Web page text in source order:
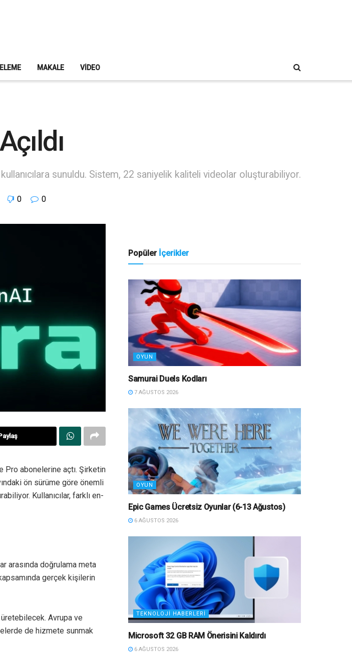
MAKALE VIDEO
sunuldu. Sistem, 22 saniyelik kaliteli videolar oluşturabiliyor.
0 0
Pro abonelerine açtı. Şirketin
ön sürüme göre önemli
Kullanıcılar, farklı en-
arasında doğrulama meta
gerçek kişilerin
Avrupa ve
de hizmete sunmak
Popüler İçerikler
OYUN
Samurai Duels Kodları
7 AĞUSTOS 2026
OYUN
Epic Games Ücretsiz Oyunlar (6-13 Ağustos)
6 AĞUSTOS 2026
TEKNOLOJI HABERLERI
Microsoft 32 GB RAM Önerisini Kaldırdı
6 AĞUSTOS 2026